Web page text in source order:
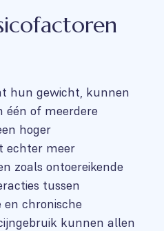
hun gewicht, kunnen
één of meerdere
hoger
echter meer
zoals ontoereikende
tussen
chronische
kunnen allen